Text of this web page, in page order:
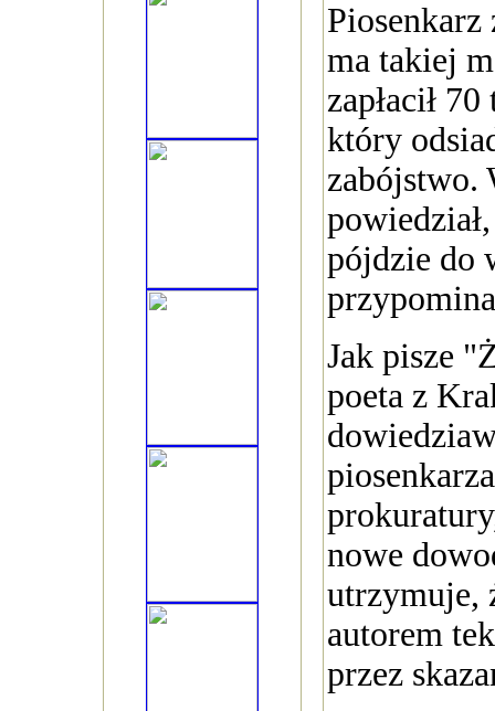
Piosenkarz
ma takiej
zapłacił
który
zabójstwo.
pójdzie do
Jak pisze
poeta z
nowe
utrzymuje,
autorem
przez